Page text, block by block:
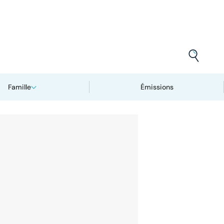
Famille Émissions